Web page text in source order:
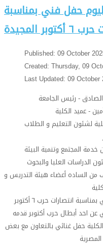
حفل فني بمناسبة
المجيدة
Published: 09 October
Created: Thursday, 09
Last Updated: 09 October
- رئيس الجامعة
- عميد الكلية
لشئون التعليم و الطلاب
المجتمع وتنمية البيئة
الدراسات العليا والبحوث
من الساده أعضاء هيئة التدريس و
نظمت إدارة رعاية الشباب اليوم حفل فني بمناسبة انتصارات حرب ٦ أكتوبر
احد أبطال حرب أكتوبر قدمه
حفل غنائي بالتعاون مع بعض
المصرية